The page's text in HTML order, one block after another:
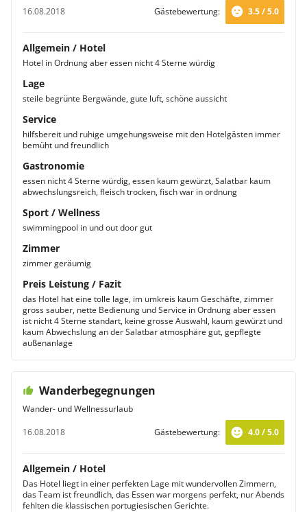
16.08.2018
Gästebewertung: 3.5 / 5.0
Allgemein / Hotel
Hotel in Ordnung aber essen nicht 4 Sterne würdig
Lage
steile begrünte Bergwände, gute luft, schöne aussicht
Service
hilfsbereit und ruhige umgehungsweise mit den Hotelgästen immer
bemüht und freundlich
Gastronomie
essen nicht 4 Sterne würdig, essen kaum gewürzt, Salatbar kaum
abwechslungsreich, fleisch trocken, fisch war in ordnung
Sport / Wellness
swimmingpool in und out door gut
Zimmer
zimmer geräumig
Preis Leistung / Fazit
das Hotel hat eine tolle lage, im umkreis kaum Geschäfte, zimmer
gross sauber, nette Bedienung und Service in Ordnung aber essen
ist nicht 4 Sterne standart, keine grosse Auswahl, kaum gewürzt und
kaum Abwechslung an der Salatbar atmosphäre gut, gepflegte
außenanlage
Wanderbegegnungen
Wander- und Wellnessurlaub
16.08.2018
Gästebewertung: 4.0 / 5.0
Allgemein / Hotel
Das Hotel liegt in einer perfekten Lage mit wundervollen Zimmern,
das Team ist freundlich, das Essen war morgens perfekt, nur Abends
fehlten die klassischen portugiesischen Gerichte.